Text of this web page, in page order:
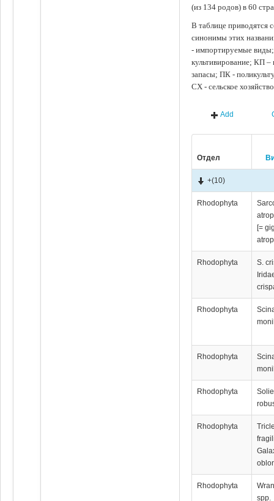
(из 134 родов) в 60
В таблице приводятся
синонимы этих
- импортируемые
культивирование; КП
запасы; ПК -
СХ - сельское
Add
Отдел
+(10)
Rhodophyta
[=
Rhodophyta
S.
Rhodophyta
Rhodophyta
Rhodophyta
Rhodophyta
Rhodophyta
spp.